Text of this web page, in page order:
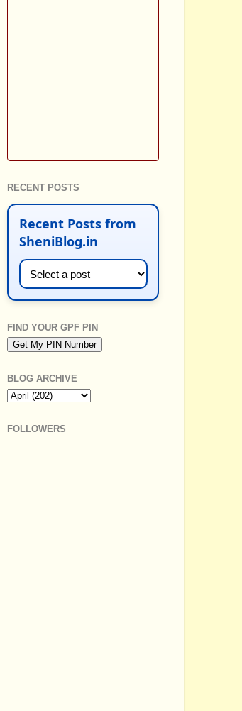
RECENT POSTS
Recent Posts from
SheniBlog.in
FIND YOUR GPF PIN
BLOG ARCHIVE
FOLLOWERS